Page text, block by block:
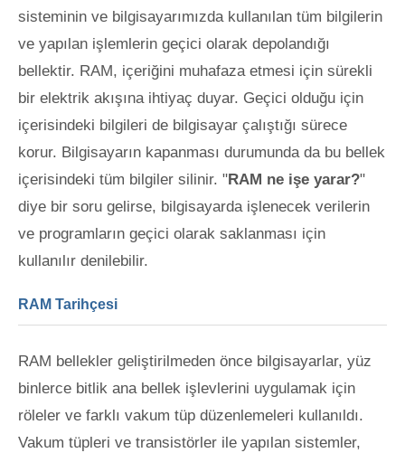
sisteminin ve bilgisayarımızda kullanılan tüm bilgilerin
ve yapılan işlemlerin geçici olarak depolandığı
bellektir. RAM, içeriğini muhafaza etmesi için sürekli
bir elektrik akışına ihtiyaç duyar. Geçici olduğu için
içerisindeki bilgileri de bilgisayar çalıştığı sürece
korur. Bilgisayarın kapanması durumunda dabu bellek
içerisindeki tüm bilgiler silinir. "RAM ne işe yarar?"
diye bir soru gelirse, bilgisayarda işlenecek verilerin
ve programların geçici olarak saklanması için
kullanılır denilebilir.
RAM Tarihçesi
RAM bellekler geliştirilmeden önce bilgisayarlar, yüz
binlerce bitlik ana bellek işlevlerini uygulamak için
röleler ve farklı vakum tüp düzenlemeleri kullanıldı.
Vakum tüpleri ve transistörler ile yapılan sistemler,